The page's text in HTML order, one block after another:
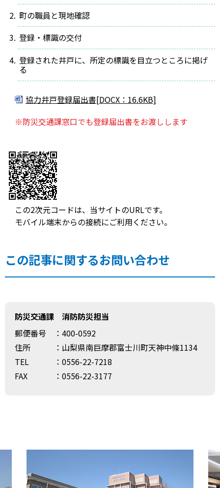
町の職員と現地確認
登録・標識の交付
登録された井戸に、所定の標識を目立つところに掲げ
る
協力井戸登録届出書[DOCX：16.6KB]
※防災交通課窓口でも登録届出書をお渡しします
この2次元コードは、当サイトのURLです。
モバイル端末からの接続にご利用ください。
この記事に関するお問い合わせ
防災交通課 消防防災担当
郵便番号
：400-0592
住所
：山梨県南巨摩郡富士川町天神中條1134
TEL
：0556-22-7218
FAX
：0556-22-3177